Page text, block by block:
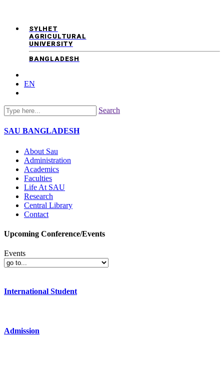
SYLHET
AGRICULTURAL
UNIVERSITY
BANGLADESH
EN
Search
SAU BANGLADESH
About Sau
Administration
Academics
Faculties
Life At SAU
Research
Central Library
Contact
Upcoming Conference/Events
Events
International Student
Admission